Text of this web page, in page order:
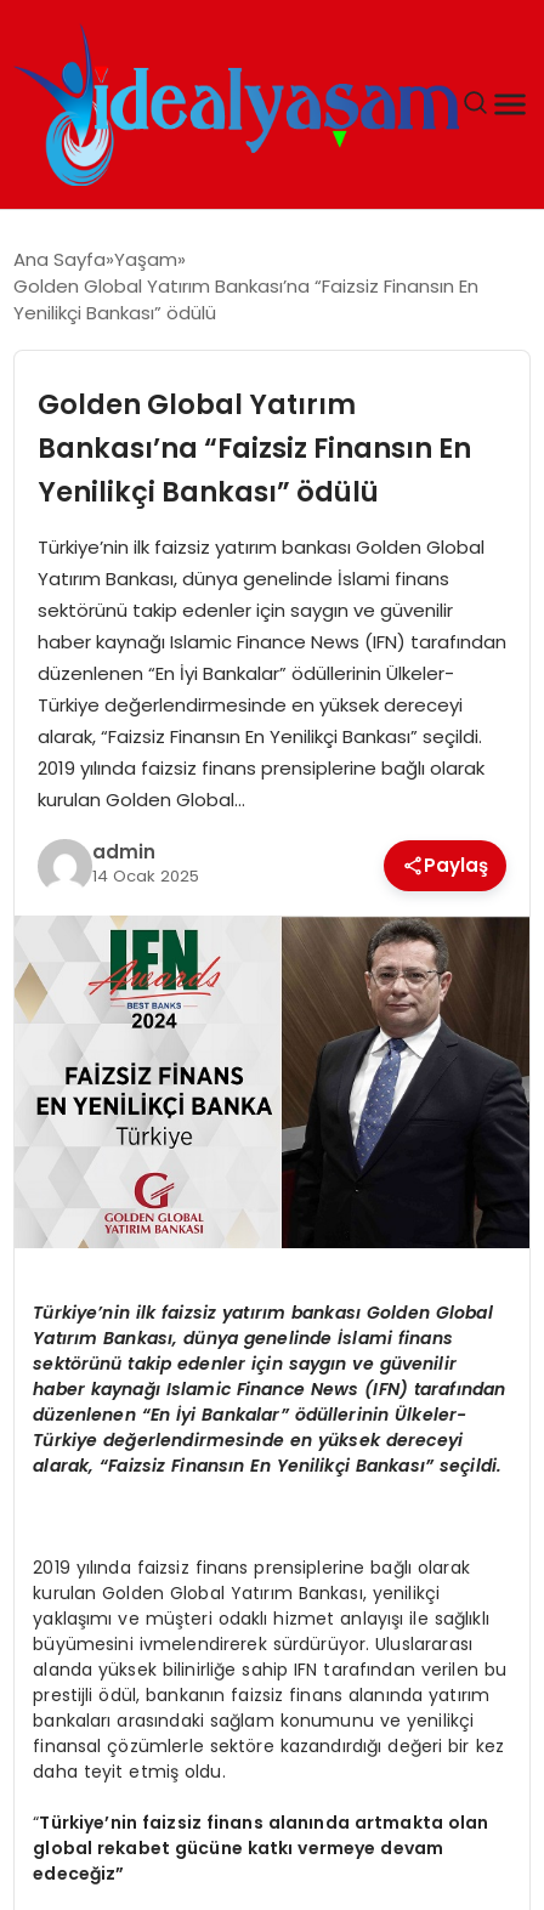
GÜNDEM
İDEAL SPOR
YAŞAM
MAGAZIN
SAĞLIK
SOSYAL HABER
Ana Sayfa Yaşam
Golden Global Yatırım Bankası’na “Faizsiz Finansın En
Yenilikçi Bankası” ödülü
Golden Global Yatırım
Bankası’na “Faizsiz Finansın En
Yenilikçi Bankası” ödülü
Türkiye’nin ilk faizsiz yatırım bankası Golden Global
Yatırım Bankası, dünya genelinde İslami finans
sektörünü takip edenler için saygın ve güvenilir
haber kaynağı Islamic Finance News (IFN) tarafından
düzenlenen “En İyi Bankalar” ödüllerinin Ülkeler-
Türkiye değerlendirmesinde en yüksek dereceyi
alarak, “Faizsiz Finansın En Yenilikçi Bankası” seçildi.
2019 yılında faizsiz finans prensiplerine bağlı olarak
kurulan Golden Global…
admin
14 Ocak 2025 Paylaş
Türkiye’nin ilk faizsiz yatırım bankası Golden Global
Yatırım Bankası, dünya genelinde İslami finans
sektörünü takip edenler için saygın ve güvenilir
haber kaynağı Islamic Finance News (IFN) tarafından
düzenlenen “En İyi Bankalar” ödüllerininÜlkeler-
Türkiye değerlendirmesinde en yüksek dereceyi
alarak, “Faizsiz Finansın En Yenilikçi Bankası” seçildi.
2019 yılında faizsiz finans prensiplerine bağlı olarak
kurulan Golden Global Yatırım Bankası, yenilikçi
yaklaşımı ve müşteri odaklı hizmet anlayışı ile sağlıklı
büyümesini ivmelendirerek sürdürüyor. Uluslararası
alanda yüksek bilinirliğe sahip IFN tarafından verilen bu
prestijli ödül, bankanın faizsiz finans alanında yatırım
bankaları arasındaki sağlam konumunu ve yenilikçi
finansal çözümlerle sektöre kazandırdığı değeri bir kez
daha teyit etmiş oldu.
“Türkiye’nin faizsiz finans alanında artmakta olan
global rekabet gücüne katkı vermeye devam
edeceğiz”